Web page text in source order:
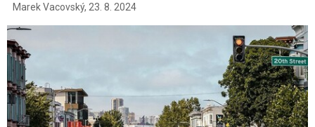
Marek Vacovský, 23. 8. 2024